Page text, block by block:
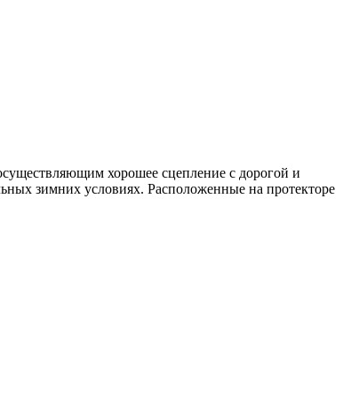
хорошее сцепление с дорогой и
зимних условиях. Расположенные на протекторе